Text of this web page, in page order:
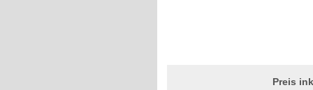
Preis